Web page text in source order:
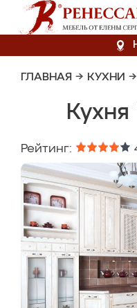
ГЛАВНАЯ → КУХНИ →
Рейтинг: